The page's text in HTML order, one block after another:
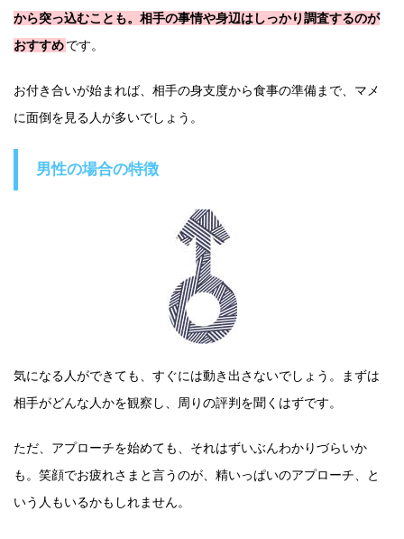
から突っ込むことも。相手の事情や身辺はしっかり調査するのが
おすすめです。
お付き合いが始まれば、相手の身支度から食事の準備まで、マメ
に面倒を見る人が多いでしょう。
男性の場合の特徴
気になる人ができても、すぐには動き出さないでしょう。まずは
相手がどんな人かを観察し、周りの評判を聞くはずです。
ただ、アプローチを始めても、それはずいぶんわかりづらいか
も。笑顔でお疲れさまと言うのが、精いっぱいのアプローチ、と
いう人もいるかもしれません。